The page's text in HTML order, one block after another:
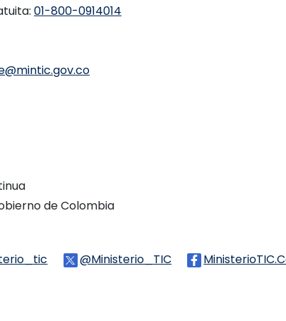
01-800-0914014
de Colombia
Logo Tiktok
@Ministerio_TIC Logo Twitter